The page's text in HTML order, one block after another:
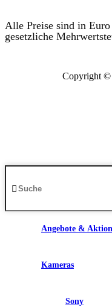
Alle Preise sind in Euro
gesetzliche
Copyright ©
Angebote &
Kameras
Sony